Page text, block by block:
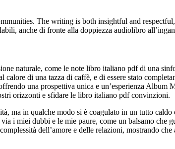
The writing is both insightful and
anche di fronte alla doppiezza audiolibro
naturale, come le note libro italiano pdf di una
di una tazza di caffè, e di essere stato
una prospettiva unica e un’esperienza Album
orizzonti e sfidare le libro italiano pdf convinzioni.
ma in qualche modo si è coagulato in un tutto caldo
i miei dubbi e le mie paure, come un balsamo che
dell’amore e delle relazioni, mostrando che